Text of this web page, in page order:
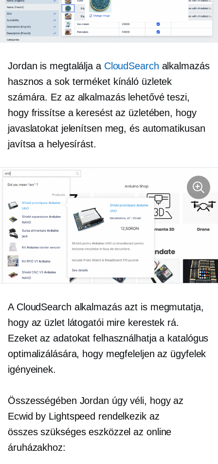
Jordan is megtalálja a CloudSearch alkalmazás
hasznos a sok terméket kínáló üzletek
számára. Ez az alkalmazás lehetővé teszi,
hogy frissítse a keresést az üzletében, hogy
javaslatokat jelenítsen meg, és automatikusan
javítsa a helyesírást.
A CloudSearch alkalmazás azt is megmutatja,
hogy az üzlet látogatói mire kerestek rá.
Ezeket az adatokat felhasználhatja a katalógus
optimalizálására, hogy megfeleljen az ügyfelek
igényeinek.
Összességében Jordan úgy véli, hogy az
Ecwid by Lightspeed rendelkezik az
összes szükséges eszközzel az online
áruházakhoz: